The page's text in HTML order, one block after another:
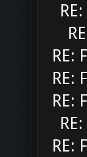
RE:
RE:
RE:
RE: